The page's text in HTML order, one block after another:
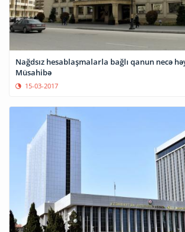
Nağdsız hesablaşmalarla bağlı qanun necə
Müsahibə
15-03-2017